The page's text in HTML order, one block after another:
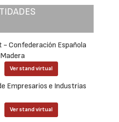
Confederación Española
Ver stand virtual
Empresarios e Industrias
Ver stand virtual